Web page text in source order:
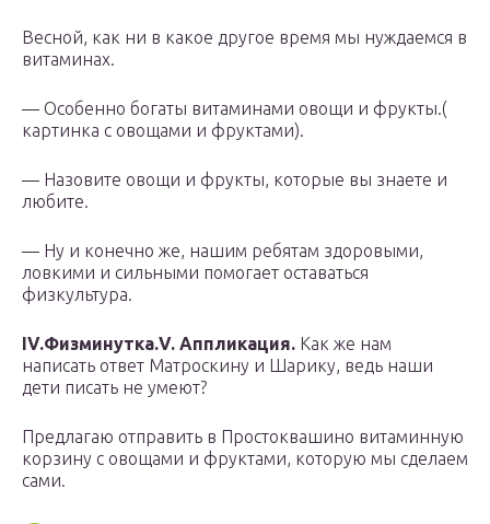
Весной, как ни в какое другое время мы нуждаемся в
витаминах.
— Особенно богаты витаминами овощи и фрукты.(
картинка с овощами и фруктами).
— Назовите овощи и фрукты, которые вы знаете и
любите.
— Ну и конечно же, нашим ребятам здоровыми,
ловкими и сильными помогает оставаться
физкультура.
IV.Физминутка.V. Аппликация. Как же нам
написать ответ Матроскину и Шарику, ведь наши
дети писать не умеют?
Предлагаю отправить в Простоквашино витаминную
корзину с овощами и фруктами, которую мы сделаем
сами.